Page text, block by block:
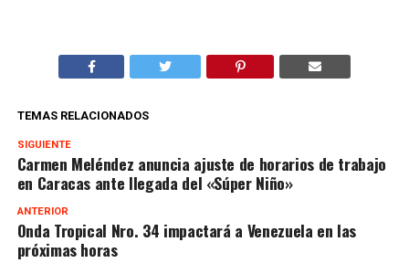
TEMAS RELACIONADOS
SIGUIENTE
Carmen Meléndez anuncia ajuste de horarios de trabajo
en Caracas ante llegada del «Súper Niño»
ANTERIOR
Onda Tropical Nro. 34 impactará a Venezuela en las
próximas horas